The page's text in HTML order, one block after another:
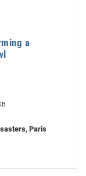
a
Paris